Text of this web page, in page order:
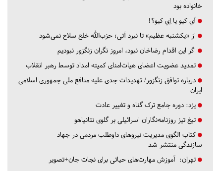
خانواده بود
آي كيو يا اِي كيو؟!
از «یکشنبه عظیم» تا نبرد آتی؛ حزب‌الله خلع سلاح نمی‌شود
اگر این اقدام رضاخان نبود، امروز نگران زنگزور نبودیم
تمدید عضویت اعضای هیات‌امنای کمیته امداد توسط رهبر انقلاب
درباره توافق زنگزور/ تهدیدات جدی علیه منافع ملی جمهوری اسلامی
ایران
یزد: دوره جامع ترک گناه و تغییر عادت
تیغ تیز روزنامه‌نگاران اسرائیلی بر گلوی نتانیاهو
کتاب الگوی مدیریت نیروهای داوطلب مردمی در جهاد
سازندگی منتشر شد
تهران: آموزش مهارت‌های حیاتی برای نجات جان+تصویر